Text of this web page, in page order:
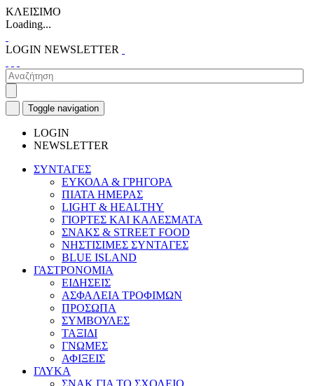
ΚΛΕΙΣΙΜΟ
Loading...
LOGIN NEWSLETTER
Toggle navigation
LOGIN
NEWSLETTER
ΣΥΝΤΑΓΕΣ
ΕΥΚΟΛΑ & ΓΡΗΓΟΡΑ
ΠΙΑΤΑ ΗΜΕΡΑΣ
LIGHT & HEALTHY
ΓΙΟΡΤΕΣ ΚΑΙ ΚΑΛΕΣΜΑΤΑ
ΣΝΑΚΣ & STREET FOOD
ΝΗΣΤΙΣΙΜΕΣ ΣΥΝΤΑΓΕΣ
BLUE ISLAND
ΓΑΣΤΡΟΝΟΜΙΑ
ΕΙΔΗΣΕΙΣ
ΑΣΦΑΛΕΙΑ ΤΡΟΦΙΜΩΝ
ΠΡΟΣΩΠΑ
ΣΥΜΒΟΥΛΕΣ
ΤΑΞΙΔΙ
ΓΝΩΜΕΣ
ΑΦΙΞΕΙΣ
ΓΛΥΚΑ
ΣΝΑΚ ΓΙΑ ΤΟ ΣΧΟΛΕΙΟ